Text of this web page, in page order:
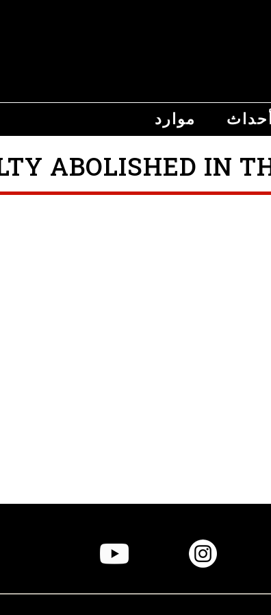
موارد